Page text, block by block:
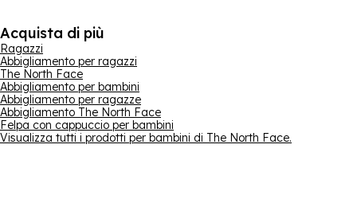
Acquista di più
Ragazzi
Abbigliamento per ragazzi
The North Face
Abbigliamento per bambini
Abbigliamento per ragazze
Abbigliamento The North Face
Felpa con cappuccio per bambini
Visualizza tutti i prodotti per bambini di The North Face.